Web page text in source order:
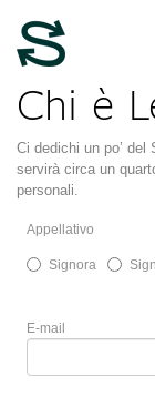
Chi è
Ci dedichi un po’
servirà circa un
personali.
Appellativo
Signora
E-mail